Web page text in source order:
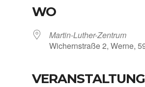
WO
Martin-Luther-Zentrum
Wichern­stra­ße 2, Wer­ne,